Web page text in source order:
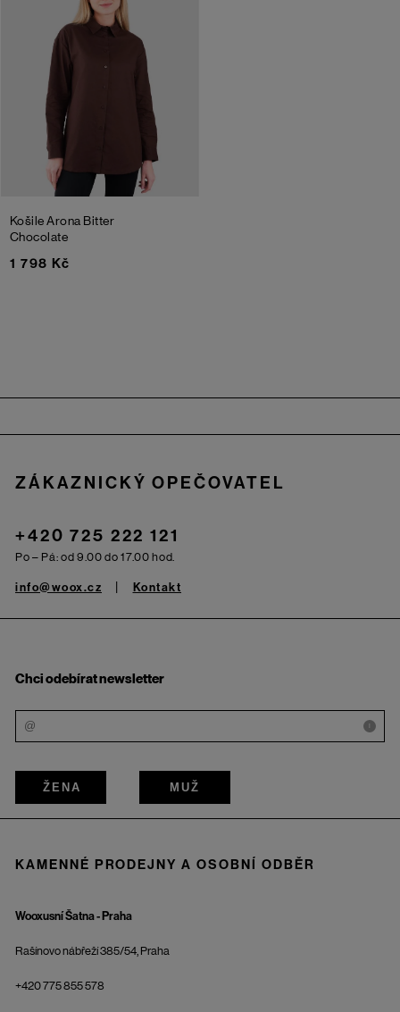
Košile Arona Bitter
Chocolate
1 798 Kč
ZÁKAZNICKÝ OPEČOVATEL
+420 725 222 121
Po – Pá: od 9.00 do 17.00 hod.
info@woox.cz Kontakt
Chci odebírat newsletter
i
ŽENA MUŽ
KAMENNÉ PRODEJNY A OSOBNÍ ODBĚR
Wooxusní Šatna - Praha
Rašínovo nábřeží 385/54, Praha
+420 775 855 578